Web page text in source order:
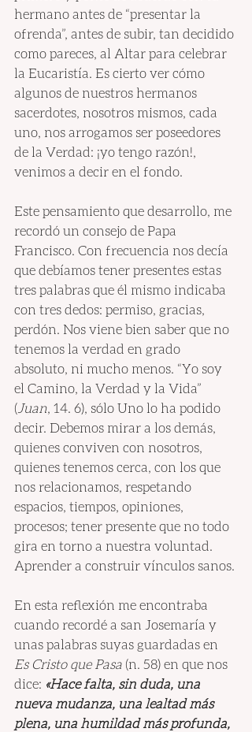
hermano antes de “presentar la
ofrenda”, antes de subir, tan decidido
como pareces, al Altar para celebrar
la Eucaristía. Es cierto ver cómo
algunos de nuestros hermanos
sacerdotes, nosotros mismos, cada
uno, nos arrogamos ser poseedores
de la Verdad: ¡yo tengo razón!,
venimos a decir en el fondo.
Este pensamiento que desarrollo, me
recordó un consejo de Papa
Francisco. Con frecuencia nos decía
que debíamos tener presentes estas
tres palabras que él mismo indicaba
con tres dedos: permiso, gracias,
perdón. Nos viene bien saber que no
tenemos la verdad en grado
absoluto, ni mucho menos. “Yo soy
el Camino, la Verdad y la Vida”
(Juan, 14. 6), sólo Uno lo ha podido
decir. Debemos mirar a los demás,
quienes conviven con nosotros,
quienes tenemos cerca, con los que
nos relacionamos, respetando
espacios, tiempos, opiniones,
procesos; tener presente que no todo
gira en torno a nuestra voluntad.
Aprender a construir vínculos sanos.
En esta reflexión me encontraba
cuando recordé a san Josemaría y
unas palabras suyas guardadas en
Es Cristo que Pasa (n. 58) en que nos
dice: «Hace falta, sin duda, una
nueva mudanza, una lealtad más
plena, una humildad más profunda,